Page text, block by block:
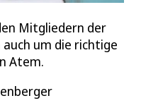
Mitgliedern der
um die richtige
Atem.